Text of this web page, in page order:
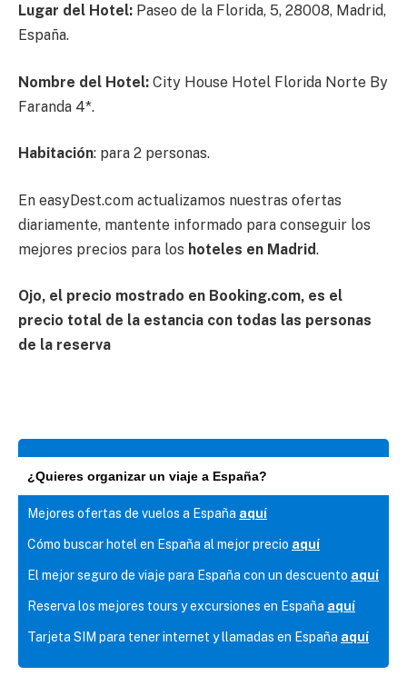
Lugar del Hotel: Paseo de la Florida, 5, 28008, Madrid,
España.
Nombre del Hotel: City House Hotel Florida Norte By
Faranda 4*.
Habitación: para 2 personas.
En easyDest.com actualizamos nuestras ofertas
diariamente, mantente informado para conseguir los
mejores precios para los hoteles en Madrid.
Ojo, el precio mostrado en Booking.com, es el
precio total de la estancia con todas las personas
de la reserva
¿Quieres organizar un viaje a España?
Mejores ofertas de vuelos a España aquí
Cómo buscar hotel en España al mejor precio aquí
El mejor seguro de viaje para España con un descuento aquí
Reserva los mejores tours y excursiones en España aquí
Tarjeta SIM para tener internet y llamadas en España aquí